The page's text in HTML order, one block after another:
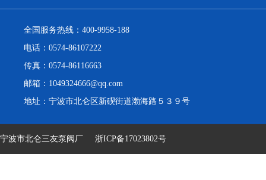
全国服务热线：400-9958-188
电话：0574-86107222
传真：0574-86116663
邮箱：1049324666@qq.com
地址：宁波市北仑区新碶街道渤海路５３９号
宁波市北仑三友泵阀厂 浙ICP备17023802号